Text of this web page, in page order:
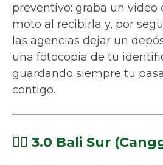
preventivo: graba un video
moto al recibirla y, por
las agencias dejar un
una fotocopia de tu
guardando siempre tu
contigo.
🏄‍♂️ 3.0 Bali Sur